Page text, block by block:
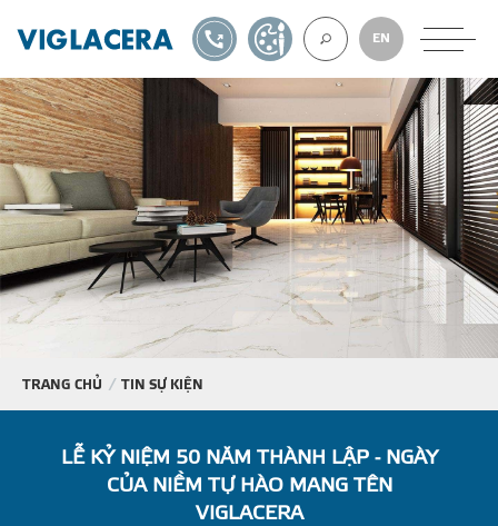
VỀ CHÚNG
GẠCH ỐP LÁT
BÊ TÔNG KHÍ
EN
1900561582TỰ THIẾT KẾ
TRANG CHỦ TIN SỰ KIỆN
LỄ KỶ NIỆM 50 NĂM THÀNH LẬP - NGÀY
CỦA NIỀM TỰ HÀO MANG TÊN
VIGLACERA